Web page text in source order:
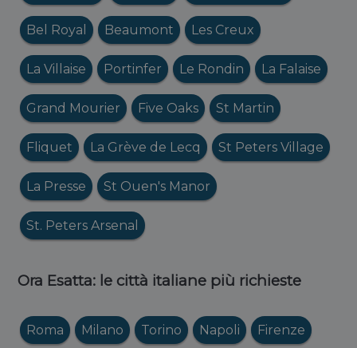
Bel Royal Beaumont Les Creux
La Villaise Portinfer Le Rondin La Falaise
Grand Mourier Five Oaks St Martin
Fliquet La Grève de Lecq St Peters Village
La Presse St Ouen's Manor
St. Peters Arsenal
Ora Esatta: le città italiane più richieste
Roma Milano Torino Napoli Firenze